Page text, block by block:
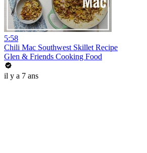
5:58
Chili Mac Southwest Skillet Recipe
Glen & Friends Cooking Food
il y a 7 ans